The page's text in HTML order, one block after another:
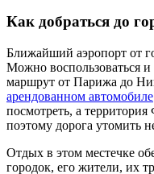
Как добраться до
Ближайший аэропорт от
Можно воспользоваться и
маршрут от Парижа до
арендованном автомобиле
посмотреть, а
поэтому дорога утомить
Отдых в этом местечке
городок, его жители, их